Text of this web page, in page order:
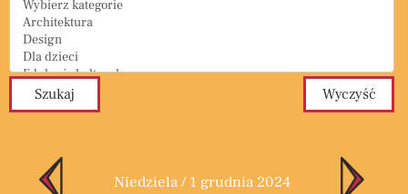
Niedziela / 1 grudnia 2024